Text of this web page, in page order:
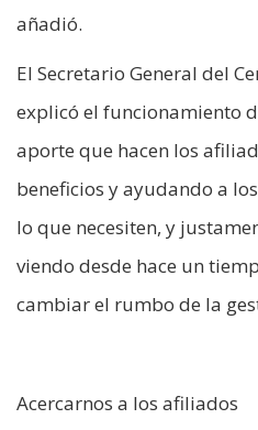
añadió.
El Secretario General del
explicó el funcionamiento
aporte que hacen los
beneficios y ayudando a
lo que necesiten, y
viendo desde hace un
cambiar el rumbo de la
Acercarnos a los afiliados